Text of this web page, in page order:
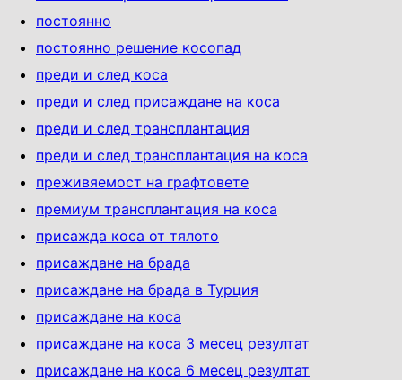
постоянно
постоянно решение косопад
преди и след коса
преди и след присаждане на коса
преди и след трансплантация
преди и след трансплантация на коса
преживяемост на графтовете
премиум трансплантация на коса
присажда коса от тялото
присаждане на брадa
присаждане на брада в Турция
присаждане на коса
присаждане на коса 3 месец резултат
присаждане на коса 6 месец резултат